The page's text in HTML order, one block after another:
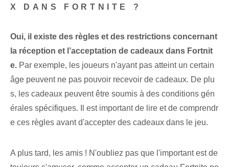
X DANS FORTNITE ?
Oui, il existe des règles et des restrictions concernant
la réception et l’acceptation de cadeaux dans Fortnit
e. Par exemple, les joueurs n'ayant pas atteint un certain
âge peuvent ne pas pouvoir recevoir de cadeaux. De plu
s, les cadeaux peuvent être soumis à des conditions gén
érales spécifiques. Il est important de lire et de comprendr
e ces règles avant d'accepter des cadeaux dans le jeu.
A plus tard, les amis ! N'oubliez pas que l'important est de